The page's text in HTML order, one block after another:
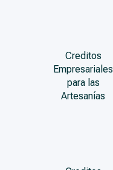
Creditos
Empresariales
para las
Artesanías